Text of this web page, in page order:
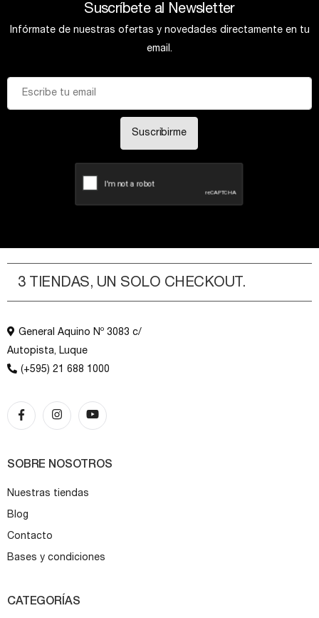
Suscríbete al Newsletter
Infórmate de nuestras ofertas y novedades directamente en tu
email.
Suscribirme
3 TIENDAS, UN SOLO CHECKOUT.
General Aquino Nº 3083 c/
Autopista, Luque
(+595) 21 688 1000
SOBRE NOSOTROS
Nuestras tiendas
Blog
Contacto
Bases y condiciones
CATEGORÍAS